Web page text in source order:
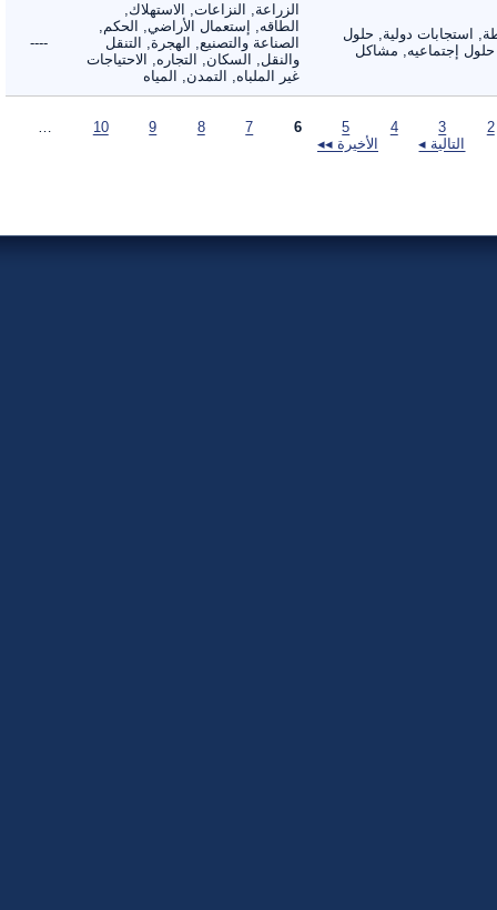
استجابات دولية, حلول
إجتماعيه, مشاكل
الزراعة, النزاعات, الاستهلاك,
الطاقه, إستعمال الأراضي, الحكم,
الصناعة والتصنيع, الهجرة, التنقل
والنقل, السكان, التجاره, الاحتياجات
غير الملباه, التمدن, المياه
----
التالية ◂
الأخيرة ◂◂